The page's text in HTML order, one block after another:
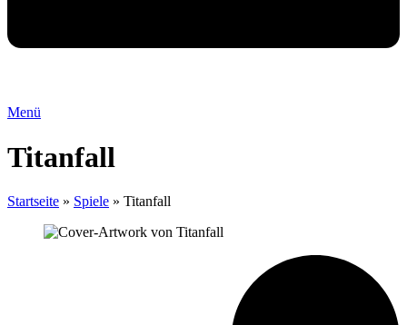
Menü
Titanfall
Startseite » Spiele » Titanfall